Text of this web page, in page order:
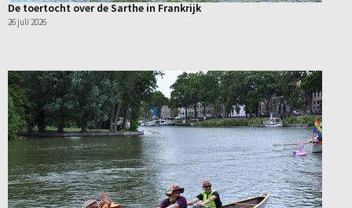
De toertocht over de Sarthe in Frankrijk
26 juli 2026